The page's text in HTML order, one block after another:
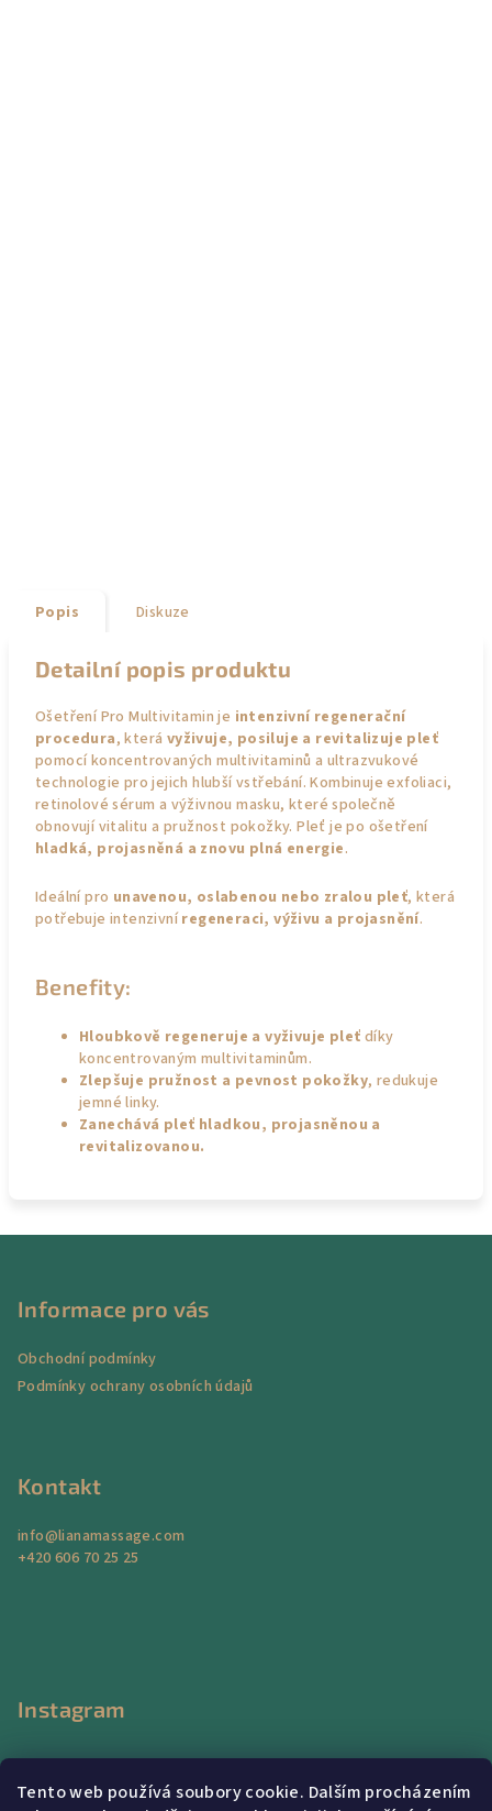
Tento web používá soubory cookie. Dalším procházením
Popis Diskuze
Detailní popis produktu
Ošetření Pro Multivitamin je intenzivní regenerační
procedura, která vyživuje, posiluje a revitalizuje pleť
pomocí koncentrovaných multivitaminů a ultrazvukové
technologie pro jejich hlubší vstřebání. Kombinuje exfoliaci,
retinolové sérum a výživnou masku, které společně
obnovují vitalitu a pružnost pokožky. Pleť je po ošetření
hladká, projasněná a znovu plná energie.
Ideální pro unavenou, oslabenou nebo zralou pleť, která
potřebuje intenzivníregeneraci, výživu a projasnění.
Benefity:
Hloubkově regeneruje a vyživuje pleť díky
koncentrovaným multivitaminům.
Zlepšuje pružnost a pevnost pokožky, redukuje
jemné linky.
Zanechává pleť hladkou, projasněnou a
revitalizovanou.
Informace pro vás
Obchodní podmínky
Podmínky ochrany osobních údajů
Kontakt
info@lianamassage.com
+420 606 70 25 25
Instagram